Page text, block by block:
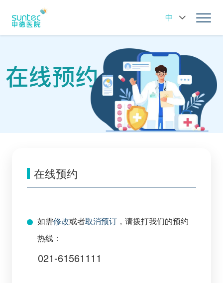
中
在线预约
如需修改或者取消预订 ，请拨打我们的预约
热线：
021-61561111